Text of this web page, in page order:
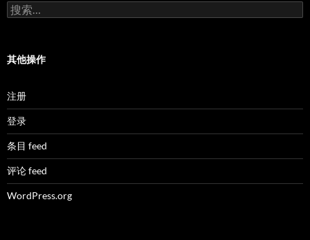
搜
索：
其他操作
注册
登录
条目 feed
评论 feed
WordPress.org